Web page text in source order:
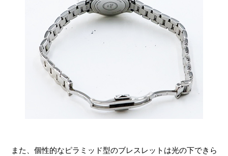
また、個性的なピラミッド型のブレスレットは光の下できら